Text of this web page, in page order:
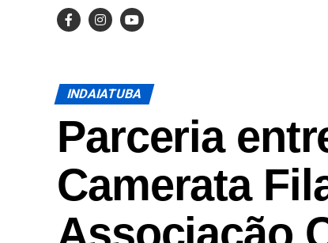
INDAIATUBA
Parceria
Camerata